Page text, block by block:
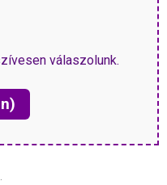
válaszolunk.